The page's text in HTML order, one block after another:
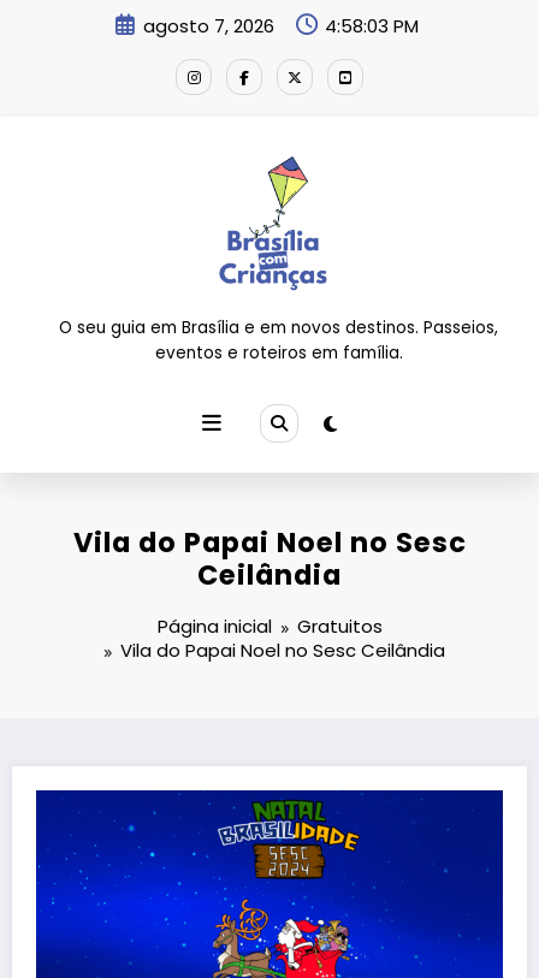
agosto 7, 2026 4:58:04 PM
O seu guia em Brasília e em novos destinos. Passeios,
eventos e roteiros em família.
Vila do Papai Noel no Sesc
Ceilândia
Página inicial
Gratuitos
Vila do Papai Noel no Sesc Ceilândia